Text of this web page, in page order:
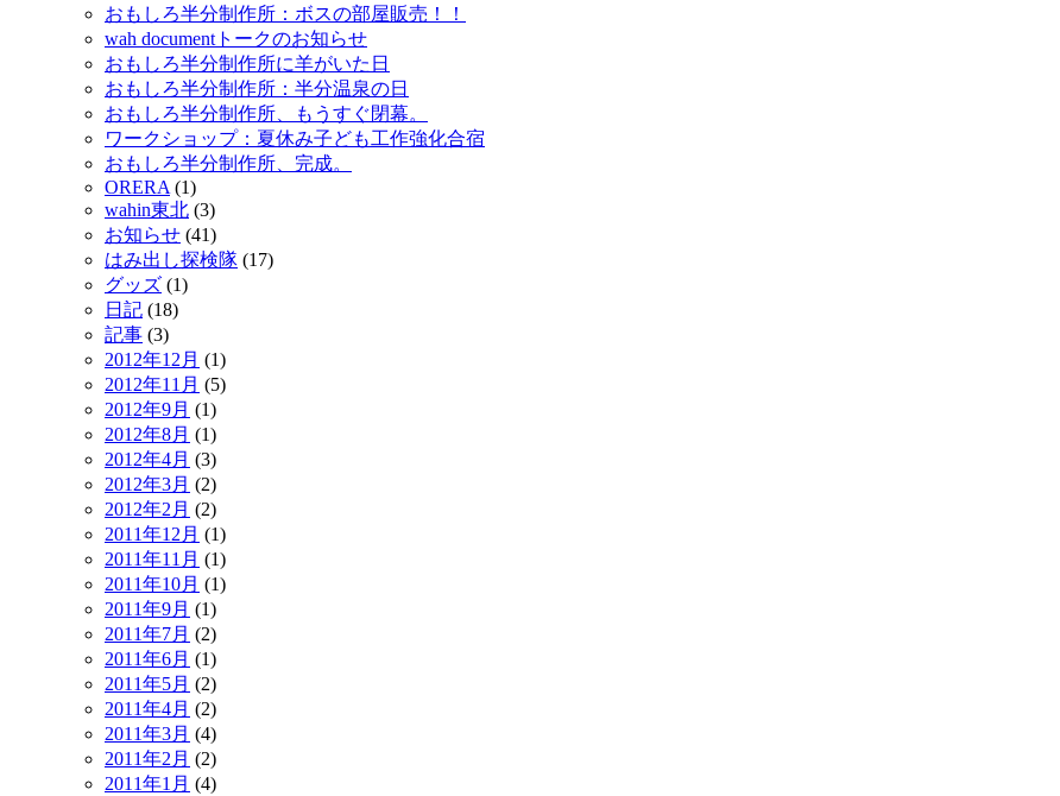
おもしろ半分制作所：ボスの部屋販売！！
wah documentトークのお知らせ
おもしろ半分制作所に羊がいた日
おもしろ半分制作所：半分温泉の日
おもしろ半分制作所、もうすぐ閉幕。
ワークショップ：夏休み子ども工作強化合宿
おもしろ半分制作所、完成。
ORERA (1)
wahin東北 (3)
お知らせ (41)
はみ出し探検隊 (17)
グッズ (1)
日記 (18)
記事 (3)
2012年12月 (1)
2012年11月 (5)
2012年9月 (1)
2012年8月 (1)
2012年4月 (3)
2012年3月 (2)
2012年2月 (2)
2011年12月 (1)
2011年11月 (1)
2011年10月 (1)
2011年9月 (1)
2011年7月 (2)
2011年6月 (1)
2011年5月 (2)
2011年4月 (2)
2011年3月 (4)
2011年2月 (2)
2011年1月 (4)